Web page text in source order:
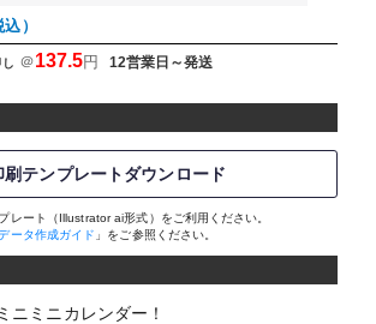
）
＠137.5円 12営業日～発送
刷テンプレートダウンロード
レート（Illustrator ai形式）をご利用ください。
ータ作成ガイド 」をご参照ください。
ニミニカレンダー！